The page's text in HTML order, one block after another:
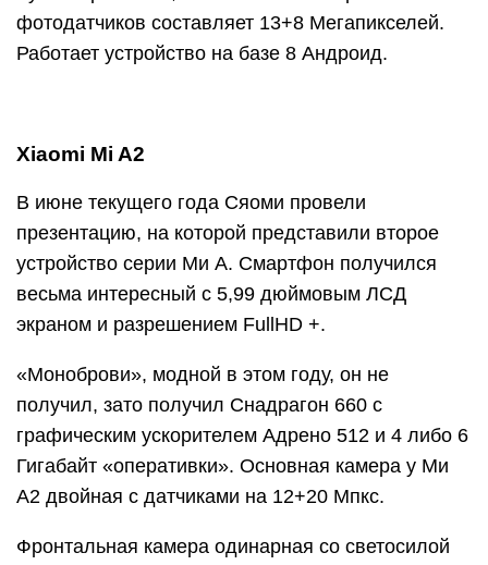
фотодатчиков составляет 13+8 Мегапикселей.
Работает устройство на базе 8 Андроид.
Xiaomi Mi A2
В июне текущего года Сяоми провели
презентацию, на которой представили второе
устройство серии Ми А. Смартфон получился
весьма интересный с 5,99 дюймовым ЛСД
экраном и разрешением FullHD +.
«Моноброви», модной в этом году, он не
получил, зато получил Снадрагон 660 с
графическим ускорителем Адрено 512 и 4 либо 6
Гигабайт «оперативки». Основная камера у Ми
А2 двойная с датчиками на 12+20 Мпкс.
Фронтальная камера одинарная со светосилой